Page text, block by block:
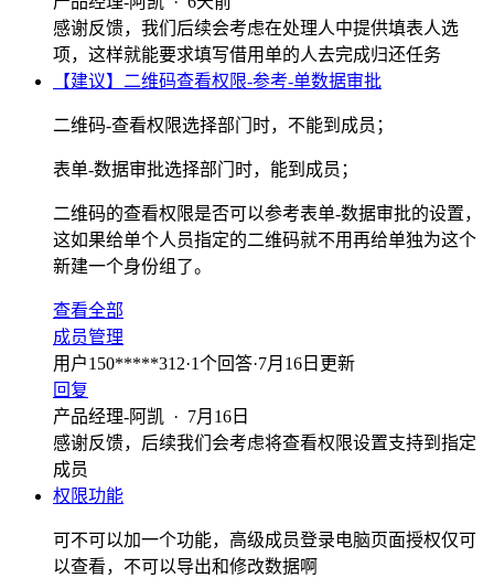
感谢反馈，我们后续会考虑在处理人中提供填表人选
项，这样就能要求填写借用单的人去完成归还任务
【建议】二维码查看权限-参考-单数据审批
二维码-查看权限选择部门时，不能到成员；
表单-数据审批选择部门时，能到成员；
二维码的查看权限是否可以参考表单-数据审批的设置，
这如果给单个人员指定的二维码就不用再给单独为这个
新建一个身份组了。
查看全部
成员管理
用户150*****312·1个回答·7月16日更新
回复
产品经理-阿凯 · 7月16日
感谢反馈，后续我们会考虑将查看权限设置支持到指定
成员
权限功能
可不可以加一个功能，高级成员登录电脑页面授权仅可
以查看，不可以导出和修改数据啊